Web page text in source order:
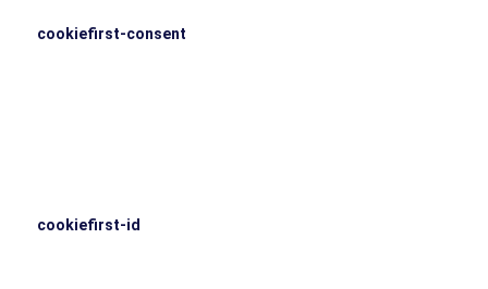
cookiefirst-consent
cookiefirst-id